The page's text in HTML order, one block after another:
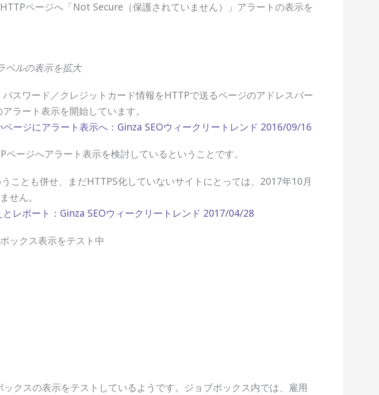
ページへ「Not Secure（保護されていません）」アラートの表示を
ベルの表示を拡大
スワード／クレジットカード情報をHTTPで送るページのアドレスバー
ラート表示を開始しています。
ージにアラート表示へ：Ginza SEOウィークリートレンド 2016/09/16
ージへアラート表示を検討しているということです。
ことも併せ、まだHTTPS化していないサイトにとっては、2017年10月
せん。
レポート：Ginza SEOウィークリートレンド 2017/04/28
ックス表示をテスト中
クスの表示をテストしているようです。ジョブボックス内では、雇用